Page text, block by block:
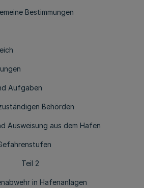
Bestimmungen
Aufgaben
Behörden
Ausweisung aus dem Hafen
Teil 2
in Hafenanlagen